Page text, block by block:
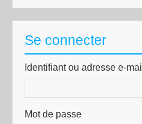
Se connecter
Identifiant ou adresse e-mail
Mot de passe